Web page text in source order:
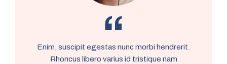
Enim, suscipit egestas nunc morbi hendrerit.
Rhoncus libero varius id tristique nam